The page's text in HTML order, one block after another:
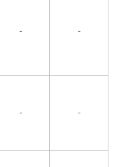
- -
- -